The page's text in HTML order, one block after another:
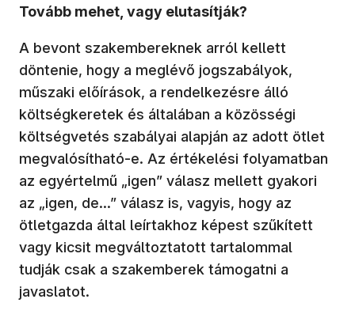
Tovább mehet, vagy elutasítják?
A bevont szakembereknek arról kellett
döntenie, hogy a meglévő jogszabályok,
műszaki előírások, a rendelkezésre álló
költségkeretek és általában a közösségi
költségvetés szabályai alapján az adott ötlet
megvalósítható-e. Az értékelési folyamatban
az egyértelmű „igen” válasz mellett gyakori
az „igen, de…” válasz is, vagyis, hogy az
ötletgazda által leírtakhoz képest szűkített
vagy kicsit megváltoztatott tartalommal
tudják csak a szakemberek támogatni a
javaslatot.